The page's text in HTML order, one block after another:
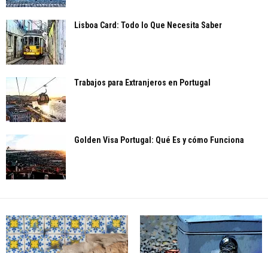
Lisboa Card: Todo lo Que Necesita Saber
Trabajos para Extranjeros en Portugal
Golden Visa Portugal: Qué Es y cómo Funciona